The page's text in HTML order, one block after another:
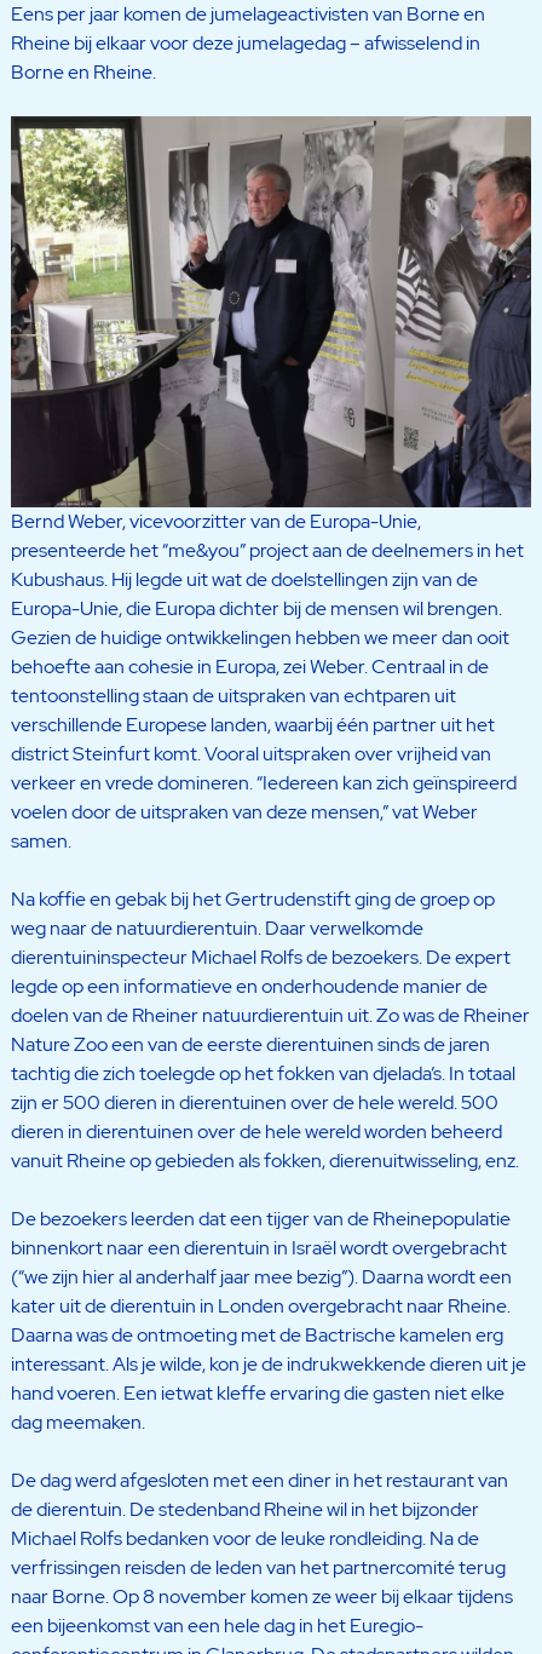
Eens per jaar komen de jumelageactivisten van Borne en
Rheine bij elkaar voor deze jumelagedag – afwisselend in
Borne en Rheine.
Bernd Weber, vicevoorzitter van de Europa-Unie,
presenteerde het “me&you” project aan de deelnemers in het
Kubushaus. Hij legde uit wat de doelstellingen zijn van de
Europa-Unie, die Europa dichter bij de mensen wil brengen.
Gezien de huidige ontwikkelingen hebben we meer dan ooit
behoefte aan cohesie in Europa, zei Weber. Centraal in de
tentoonstelling staan de uitspraken van echtparen uit
verschillende Europese landen, waarbij één partner uit het
district Steinfurt komt. Vooral uitspraken over vrijheid van
verkeer en vrede domineren. “Iedereen kan zich geïnspireerd
voelen door de uitspraken van deze mensen,” vat Weber
samen.
Na koffie en gebak bij het Gertrudenstift ging de groep op
weg naar de natuurdierentuin. Daar verwelkomde
dierentuininspecteur Michael Rolfs de bezoekers. De expert
legde op een informatieve en onderhoudende manier de
doelen van de Rheiner natuurdierentuin uit. Zo was de Rheiner
Nature Zoo een van de eerste dierentuinen sinds de jaren
tachtig die zich toelegde op het fokken van djelada’s. In totaal
zijn er 500 dieren in dierentuinen over de hele wereld. 500
dieren in dierentuinen over de hele wereld worden beheerd
vanuit Rheine op gebieden als fokken, dierenuitwisseling, enz.
De bezoekers leerden dat een tijger van de Rheinepopulatie
binnenkort naar een dierentuin in Israël wordt overgebracht
(“we zijn hier al anderhalf jaar mee bezig”). Daarna wordt een
kater uit de dierentuin in Londen overgebracht naar Rheine.
Daarna was de ontmoeting met de Bactrische kamelen erg
interessant. Als je wilde, kon je de indrukwekkende dieren uit je
hand voeren. Een ietwat kleffe ervaring die gasten niet elke
dag meemaken.
De dag werd afgesloten met een diner in het restaurant van
de dierentuin. De stedenband Rheine wil in het bijzonder
Michael Rolfs bedanken voor de leuke rondleiding. Na de
verfrissingen reisden de leden van het partnercomité terug
naar Borne. Op 8 november komen ze weer bij elkaar tijdens
een bijeenkomst van een hele dag in het Euregio-